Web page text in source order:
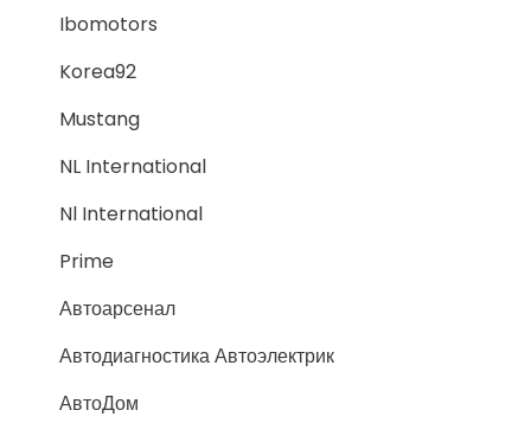
Ibomotors
Korea92
Mustang
NL International
Nl International
Prime
Автоарсенал
Автодиагностика Автоэлектрик
АвтоДом